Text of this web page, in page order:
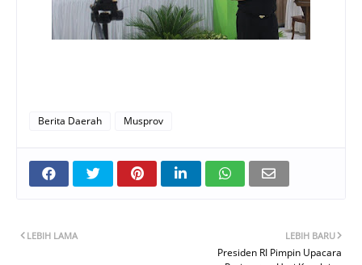
Berita Daerah Musprov
LEBIH BARU
Presiden RI Pimpin Upacara
LEBIH LAMA